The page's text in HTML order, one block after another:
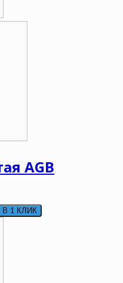
AGB
В 1 КЛИК